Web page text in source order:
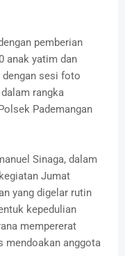
pemberian
anak yatim dan
dengan sesi foto
rangka
Pademangan
Sinaga, dalam
Jumat
yang digelar rutin
kepedulian
mempererat
mendoakan anggota